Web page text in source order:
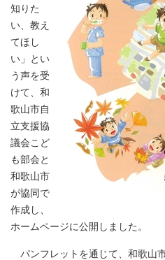
知りた
い、教え
てほし
い」とい
う声を受
けて、和
歌山市自
立支援協
議会こど
も部会と
和歌山市
が協同で
作成し、
ホームページに公開しました。
パンフレットを通じて、和歌山